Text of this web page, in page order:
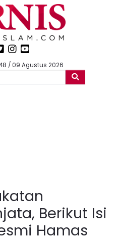
/ 09 Agustus 2026
Berikut Isi
Hamas